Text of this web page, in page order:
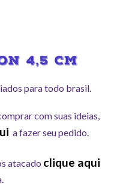
para todo brasil.
com suas ideias,
a fazer seu pedido.
atacado clique aqui